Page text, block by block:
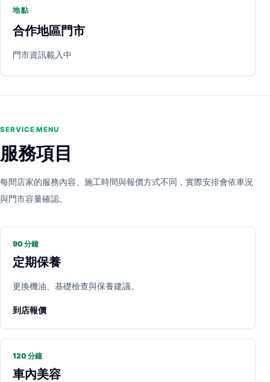
地點
合作地區門市
門市資訊載入中
SERVICE MENU
服務項目
每間店家的服務內容、施工時間與報價方式不同，實際安排會依車況
與門市容量確認。
90 分鐘
定期保養
更換機油、基礎檢查與保養建議。
到店報價
120 分鐘
車內美容